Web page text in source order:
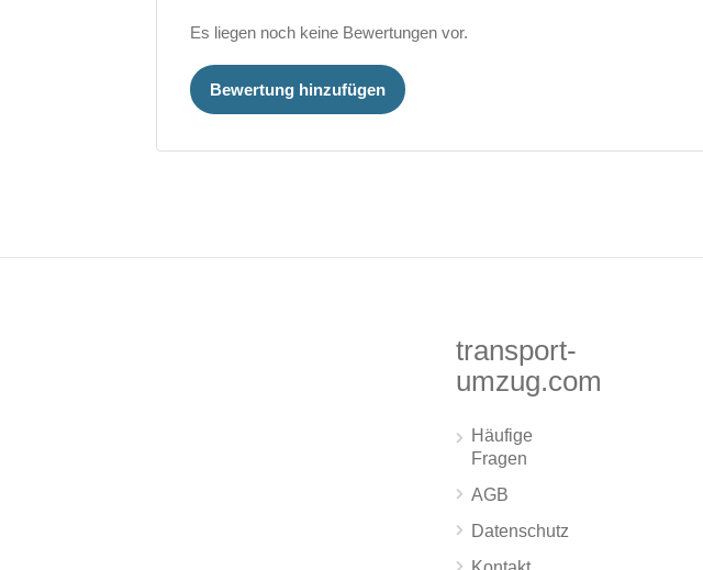
Es liegen noch keine Bewertungen vor.
Bewertung hinzufügen
transport-
umzug.com
Häufige
Fragen
AGB
Datenschutz